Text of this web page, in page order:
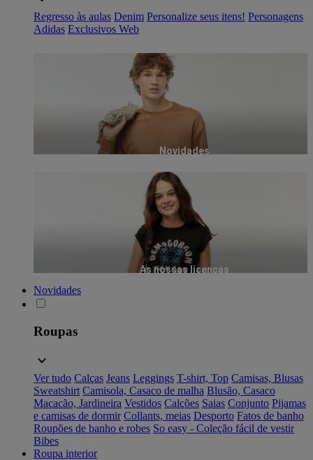
Regresso às aulas Denim Personalize seus itens! Personagens
Adidas Exclusivos Web
Novidades
As nossas licenças
Novidades
Roupas
Ver tudo Calças Jeans Leggings T-shirt, Top Camisas, Blusas
Sweatshirt Camisola, Casaco de malha Blusão, Casaco
Macacão, Jardineira Vestidos Calções Saias Conjunto Pijamas
e camisas de dormir Collants, meias Desporto Fatos de banho
Roupões de banho e robes So easy - Coleção fácil de vestir
Bibes
Roupa interior